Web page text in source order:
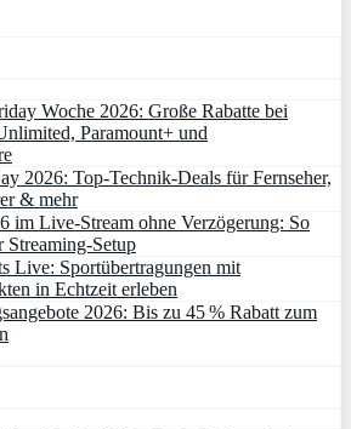
Woche 2026: Große Rabatte bei
Paramount+ und
2026: Top-Technik-Deals für Fernseher,
& mehr
im Live-Stream ohne Verzögerung: So
Streaming-Setup
Live: Sportübertragungen mit
in Echtzeit erleben
2026: Bis zu 45 % Rabatt zum